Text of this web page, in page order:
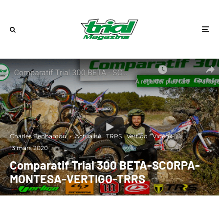
Charles Benhamou · Actualité TRRS Vertigo Vidéos ·
13 mars 2020
Comparatif Trial 300 BETA-SCORPA-
MONTESA-VERTIGO-TRRS